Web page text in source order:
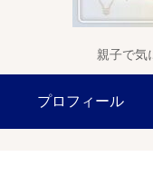
親子で気
プロフィール